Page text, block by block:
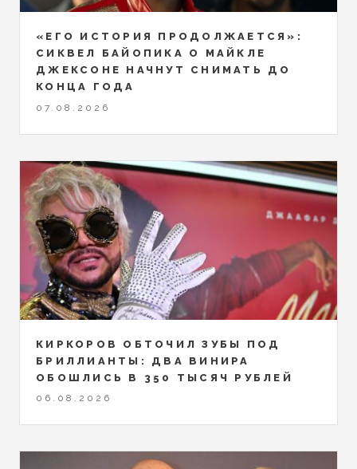
«ЕГО ИСТОРИЯ ПРОДОЛЖАЕТСЯ»:
СИКВЕЛ БАЙОПИКА О МАЙКЛЕ
ДЖЕКСОНЕ НАЧНУТ СНИМАТЬ ДО
КОНЦА ГОДА
07.08.2026
КИРКОРОВ ОБТОЧИЛ ЗУБЫ ПОД
БРИЛЛИАНТЫ: ДВА ВИНИРА
ОБОШЛИСЬ В 350 ТЫСЯЧ РУБЛЕЙ
06.08.2026